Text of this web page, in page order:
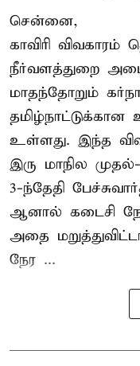
சென்னை,
காவிரி
நீர்வளத்துறை
மாதந்தோறும்
தமிழ்நாட்டுக்கான
உள்ளது. இந்த
இரு மாநில
3-ந்தேதி
ஆனால் கடைசி
அதை
நேர ...